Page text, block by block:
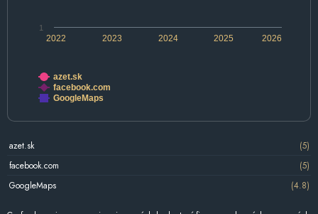
2022 2024 2026
2023 2025
1
azet.sk
facebook.com
GoogleMaps
azet.sk
(5)
facebook.com
(5)
GoogleMaps
(4.8)